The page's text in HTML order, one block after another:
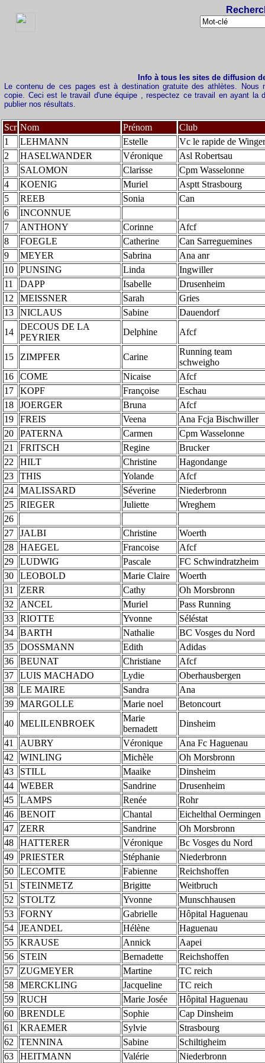
Info à tous les sites de diffusion
Le contenu de ces pages est à destination gratuite des athlètes. Nous
copie. Ceci est le travail d'une équipe , respectez ce travail en ayant la
publier nos résultats.
Scr Nom Prénom
Club
1
LEHMANN Estelle
Vc le rapide de Winger
2
HASELWANDER Véronique
Asl Robertsau
3
SALOMON Clarisse
Cpm Wasselonne
4
KOENIG Muriel
Asptt Strasbourg
5
REEB Sonia
Can
6
INCONNUE
7
ANTHONY Corinne
Afcf
8
FOEGLE Catherine
Can Sarreguemines
9
MEYER Sabrina
Ana anr
10
PUNSING Linda
Ingwiller
11
DAPP Isabelle
Drusenheim
12
MEISSNER Sarah
Gries
13
NICLAUS Sabine
Dauendorf
14
DECOUS DE LA
PEYRIER
Delphine Afcf
15 ZIMPFER Carine
Running team
schweigho
16
COME Nicaise
Afcf
17
KOPF Françoise
Eschau
18
JOERGER Bruna
Afcf
19
FREIS Veena
Ana Fcja Bischwiller
20
PATERNA Carmen
Cpm Wasselonne
21
FRITSCH Regine
Brucker
22
HILT Christine
Hagondange
23
THIS Yolande
Afcf
24
MALISSARD Séverine
Niederbronn
25
RIEGER Juliette
Wreghem
26
27
JALBI Christine
Woerth
28
HAEGEL Francoise
Afcf
29
LUDWIG Pascale
FC Schwindratzheim
30
LEOBOLD Marie Claire
Woerth
31
ZERR Cathy
Oh Morsbronn
32
ANCEL Muriel
Pass Running
33
RIOTTE Yvonne
Séléstat
34
BARTH Nathalie
BC Vosges du Nord
35
DOSSMANN Edith
Adidas
36
BEUNAT Christiane
Afcf
37
LUIS MACHADO Lydie
Oberhausbergen
38
LE MAIRE Sandra
Ana
39
MARGOLLE Marie noel
Betoncourt
40
MELILENBROEK
Marie
bernadett
Dinsheim
41
AUBRY Véronique
Ana Fc Haguenau
42
WINLING Michèle
Oh Morsbronn
43
STILL Maaike
Dinsheim
44
WEBER Sandrine
Drusenheim
45
LAMPS Renée
Rohr
46
BENOIT Chantal
Eichelthal Oermingen
47
ZERR Sandrine
Oh Morsbronn
48
HATTERER Véronique
Bc Vosges du Nord
49
PRIESTER Stéphanie
Niederbronn
50
LECOMTE Fabienne
Reichshoffen
51
STEINMETZ Brigitte
Weitbruch
52
STOLTZ Yvonne
Munschhausen
53
FORNY Gabrielle
Hôpital Haguenau
54
JEANDEL Hélène
Haguenau
55
KRAUSE Annick
Aapei
56
STEIN Bernadette
Reichshoffen
57
ZUGMEYER Martine
TC reich
58
MERCKLING Jacqueline
TC reich
59
RUCH Marie Josée
Hôpital Haguenau
60
BRENDLE Sophie
Cap Dinsheim
61
KRAEMER Sylvie
Strasbourg
62
TENNINA Sabine
Schiltigheim
63
HEITMANN Valérie Niederbronn